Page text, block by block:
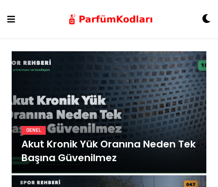
content
GENEL
Akut Kronik Yük Oranına Neden Tek
Başına Güvenilmez